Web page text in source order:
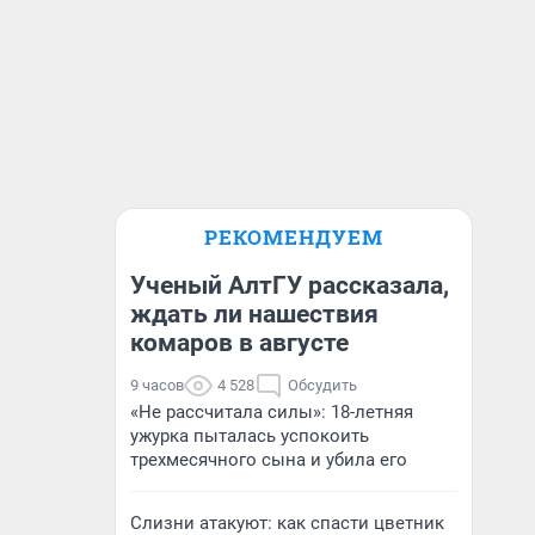
РЕКОМЕНДУЕМ
Ученый АлтГУ рассказала,
ждать ли нашествия
комаров в августе
9 часов 4 528 Обсудить
«Не рассчитала силы»: 18-летняя
ужурка пыталась успокоить
трехмесячного сына и убила его
Слизни атакуют: как спасти цветник